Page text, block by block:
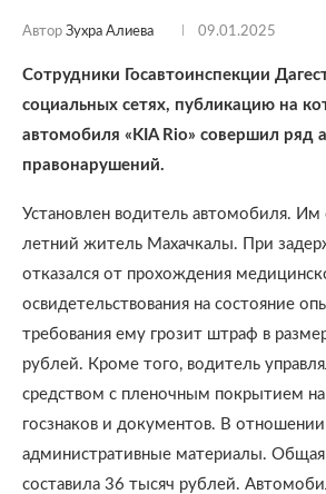
Автор Зухра Алиева 09.01.2025
Сотрудники Госавтоинспекции
социальных сетях, публикацию на
автомобиля «KIA Rio» совершил ряд
правонарушений.
Установлен водитель автомобиля. Им
летний житель Махачкалы. При
отказался от прохождения
освидетельствования на состояние
требования ему грозит штраф в
рублей. Кроме того, водитель
средством с пленочным покрытием на
госзнаков и документов. В
административные материалы.
составила 36 тысяч рублей.